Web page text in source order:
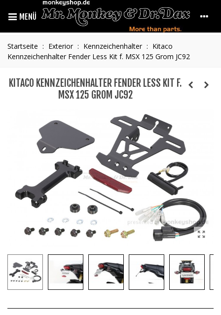
MENÜ
Startseite : Exterior : Kennzeichenhalter : Kitaco
Kennzeichenhalter Fender Less Kit f. MSX 125 Grom JC92
KITACO KENNZEICHENHALTER FENDER LESS KIT F.
MSX 125 GROM JC92